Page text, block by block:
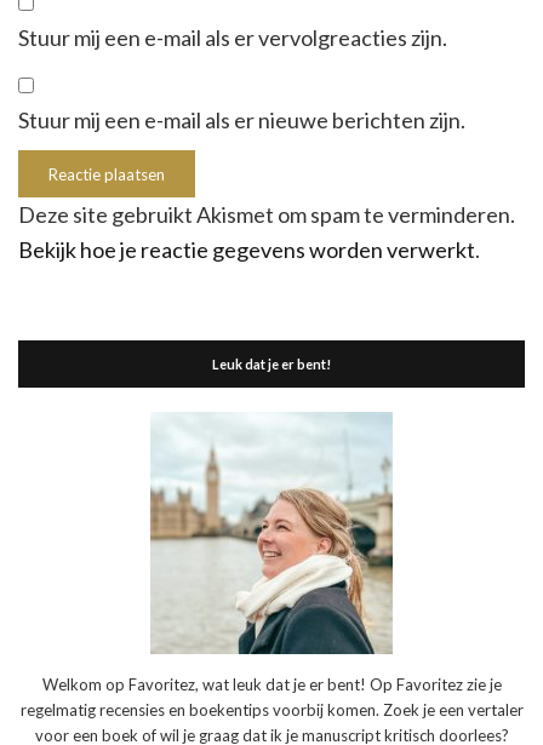
Stuur mij een e-mail als er vervolgreacties zijn.
Stuur mij een e-mail als er nieuwe berichten zijn.
Deze site gebruikt Akismet om spam te verminderen.
Bekijk hoe je reactie gegevens worden verwerkt.
Leuk dat je er bent!
Welkom op Favoritez, wat leuk dat je er bent! Op Favoritez zie je
regelmatig recensies en boekentips voorbij komen. Zoek je een vertaler
voor een boek of wil je graag dat ik je manuscript kritisch doorlees?